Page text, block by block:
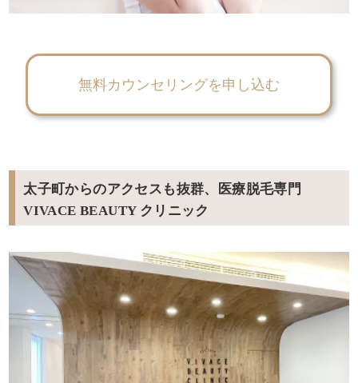
無料カウンセリングを申し込む
太子町からのアクセスも抜群、医療脱毛専門
VIVACE BEAUTY クリニック